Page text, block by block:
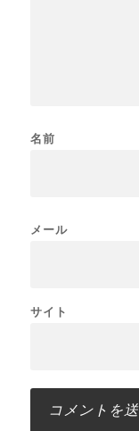
名前
メール
サイト